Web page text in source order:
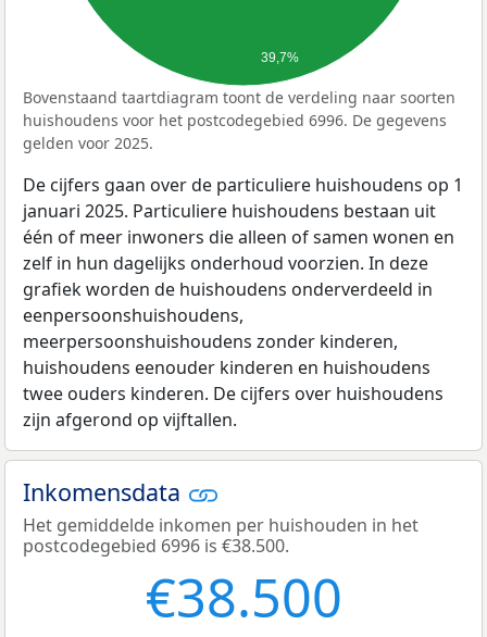
39,7%
Bovenstaand taartdiagram toont de verdeling naar soorten
huishoudens voor het postcodegebied 6996. De gegevens
gelden voor 2025.
De cijfers gaan over de particuliere huishoudens op 1
januari 2025. Particuliere huishoudens bestaan uit
één of meer inwoners die alleen of samen wonen en
zelf in hun dagelijks onderhoud voorzien. In deze
grafiek worden de huishoudens onderverdeeld in
eenpersoonshuishoudens,
meerpersoonshuishoudens zonder kinderen,
huishoudens eenouder kinderen en huishoudens
twee ouders kinderen. De cijfers over huishoudens
zijn afgerond op vijftallen.
Inkomensdata
Het gemiddelde inkomen per huishouden in het
postcodegebied 6996 is €38.500.
€38.500